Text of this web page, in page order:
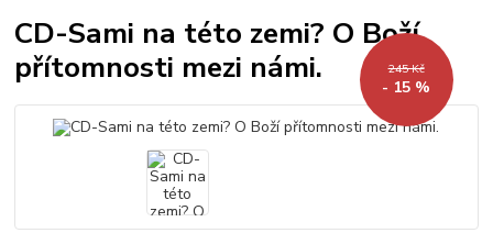
CD-Sami na této zemi? O Boží
přítomnosti mezi námi.
245 Kč
- 15 %